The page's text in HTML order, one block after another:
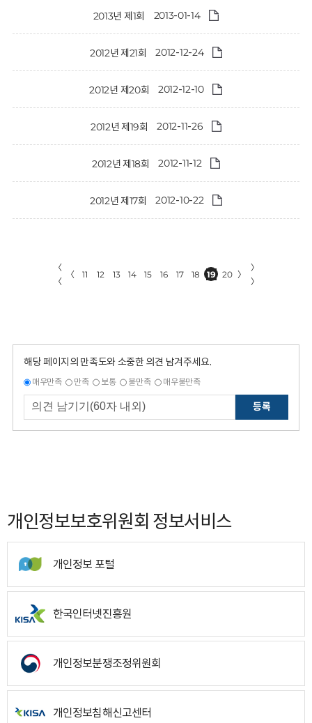
2013년 제1회 2013-01-14
2012년 제21회 2012-12-24
2012년 제20회 2012-12-10
2012년 제19회 2012-11-26
2012년 제18회 2012-11-12
2012년 제17회 2012-10-22
〈
〈
〈 11 12 13 14 15 16 17 18 19 20 〉
〉
〉
해당 페이지의 만족도와 소중한 의견 남겨주세요.
매우만족 만족 보통 불만족 매우불만족
등록
개인정보보호위원회 정보서비스
개인정보 포털
한국인터넷진흥원
개인정보분쟁조정위원회
개인정보침해신고센터